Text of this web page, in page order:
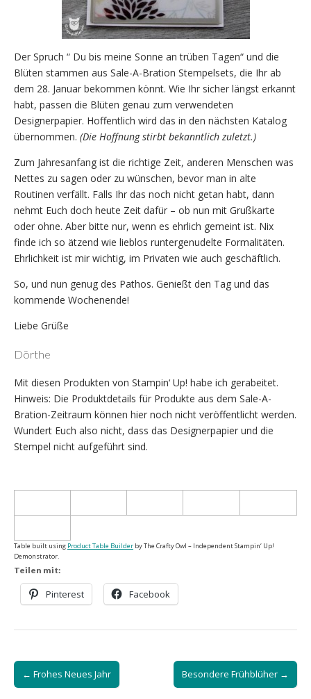
Der Spruch “ Du bis meine Sonne an trüben Tagen“ und die
Blüten stammen aus Sale-A-Bration Stempelsets, die Ihr ab
dem 28. Januar bekommen könnt. Wie Ihr sicher längst erkannt
habt, passen die Blüten genau zum verwendeten
Designerpapier. Hoffentlich wird das in den nächsten Katalog
übernommen. (Die Hoffnung stirbt bekanntlich zuletzt.)
Zum Jahresanfang ist die richtige Zeit, anderen Menschen was
Nettes zu sagen oder zu wünschen, bevor man in alte
Routinen verfällt. Falls Ihr das noch nicht getan habt, dann
nehmt Euch doch heute Zeit dafür – ob nun mit Grußkarte
oder ohne. Aber bitte nur, wenn es ehrlich gemeint ist. Nix
finde ich so ätzend wie lieblos runtergenudelte Formalitäten.
Ehrlichkeit ist mir wichtig, im Privaten wie auch geschäftlich.
So, und nun genug des Pathos. Genießt den Tag und das
kommende Wochenende!
Liebe Grüße
Dörthe
Mit diesen Produkten von Stampin‘ Up! habe ich gerabeitet.
Hinweis: Die Produktdetails für Produkte aus dem Sale-A-
Bration-Zeitraum können hier noch nicht veröffentlicht werden.
Wundert Euch also nicht, dass das Designerpapier und die
Stempel nicht aufgeführt sind.
Table built using Product Table Builder by The Crafty Owl – Independent Stampin‘ Up!
Demonstrator.
Teilen mit:
Pinterest Facebook
Post
navigation
← Frohes Neues Jahr Besondere Frühblüher →